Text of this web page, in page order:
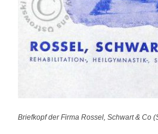
Briefkopf der Firma Rossel, Schwart & Co